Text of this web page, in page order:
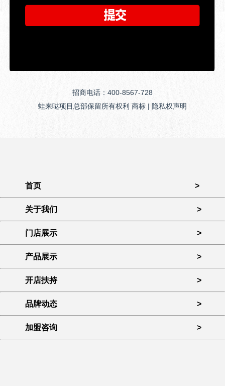
招商电话：400-8567-728
蛙来哒项目总部保留所有权利 商标 | 隐私权声明
首页 >
关于我们 >
门店展示 >
产品展示 >
开店扶持 >
品牌动态 >
加盟咨询 >